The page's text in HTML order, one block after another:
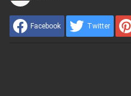
Facebook Twitter